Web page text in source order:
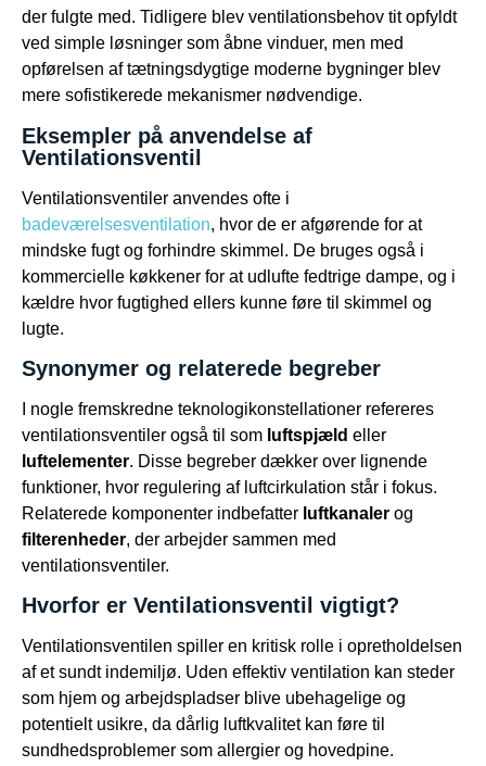
der fulgte med. Tidligere blev ventilationsbehov tit opfyldt
ved simple løsninger som åbne vinduer, men med
opførelsen af tætningsdygtige moderne bygninger blev
mere sofistikerede mekanismer nødvendige.
Eksempler på anvendelse af
Ventilationsventil
Ventilationsventiler anvendes ofte i
badeværelsesventilation, hvor de er afgørende for at
mindske fugt og forhindre skimmel. De bruges også i
kommercielle køkkener for at udlufte fedtrige dampe, og i
kældre hvor fugtighed ellers kunne føre til skimmel og
lugte.
Synonymer og relaterede begreber
I nogle fremskredne teknologikonstellationer refereres
ventilationsventiler også til som luftspjæld eller
luftelementer. Disse begreber dækker over lignende
funktioner, hvor regulering af luftcirkulation står i fokus.
Relaterede komponenter indbefatter luftkanaler og
filterenheder, der arbejder sammen med
ventilationsventiler.
Hvorfor er Ventilationsventil vigtigt?
Ventilationsventilen spiller en kritisk rolle i opretholdelsen
af et sundt indemiljø. Uden effektiv ventilation kan steder
som hjem og arbejdspladser blive ubehagelige og
potentielt usikre, da dårlig luftkvalitet kan føre til
sundhedsproblemer som allergier og hovedpine.